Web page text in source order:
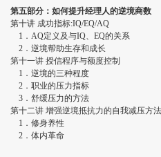
第五部分：如何提升经理人的逆境商数
第十讲 成功指标:IQ/EQ/AQ
1．AQ定义及与IQ、EQ的关系
2．逆境帮助生存和成长
第十一讲 授信程序与额度控制
1．逆境的三种程度
2．职业的压力指标
3．舒缓压力的方法
第十二讲 增强逆境抵抗力的自我减压方法
1．修身养性
2．体内革命